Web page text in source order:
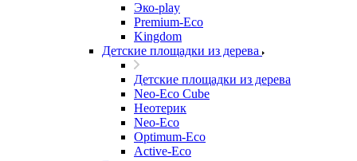
Эко-play
Premium-Eco
Kingdom
Детские площадки из дерева
Детские площадки из дерева
Neo-Eco Cube
Неотерик
Neo-Eco
Оptimum-Еco
Active-Eco